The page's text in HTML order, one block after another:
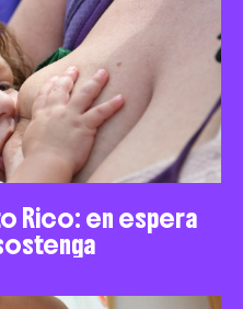
Rico: en espera